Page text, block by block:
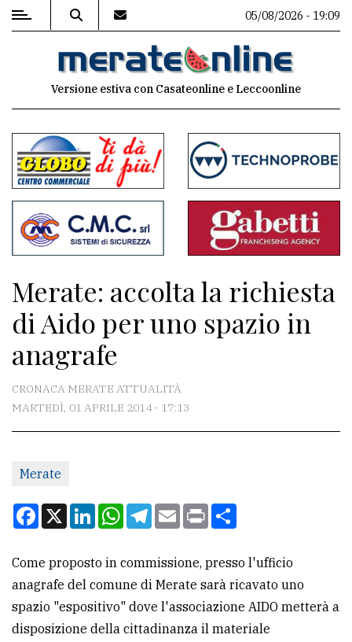
MENU
commenti
Contenuti
del
sito
Associazioni
Meteo
CONTATTI
Scrivici
Per
la
pubblicità
CERCA
05/08/2026 - 19:09
Versione estiva con Casateonline e Leccoonline
Merate: accolta la richiesta
di Aido per uno spazio in
anagrafe
CRONACA MERATE ATTUALITÀ
MARTEDÌ, 01 APRILE 2014 - 17:13
Merate
Facebook
X LinkedInWhatsApp
Telegram
EmailPrint
Come proposto in commissione, presso l'ufficio
anagrafe del comune di Merate sarà ricavato uno
spazio "espositivo" dove l'associazione AIDO metterà a
disposizione della cittadinanza il materiale